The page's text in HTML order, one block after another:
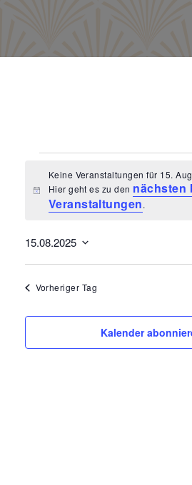
Veranstaltungen
für
15.
August
2025
Hinweis
Keine Veranstaltungen für 15.
Hier geht es zu den nächsten
Veranstaltungen.
15.08.2025
Vorheriger Tag
Kalender